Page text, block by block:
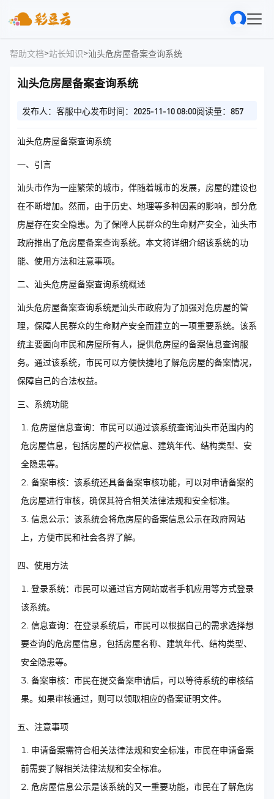
帮助文档>站长知识>汕头危房屋备案查询系统
汕头危房屋备案查询系统
发布人：客服中心发布时间：2025-11-10 08:00阅读量：857
汕头危房屋备案查询系统
一、引言
汕头市作为一座繁荣的城市，伴随着城市的发展，房屋的建设也
在不断增加。然而，由于历史、地理等多种因素的影响，部分危
房屋存在安全隐患。为了保障人民群众的生命财产安全，汕头市
政府推出了危房屋备案查询系统。本文将详细介绍该系统的功
能、使用方法和注意事项。
二、汕头危房屋备案查询系统概述
汕头危房屋备案查询系统是汕头市政府为了加强对危房屋的管
理，保障人民群众的生命财产安全而建立的一项重要系统。该系
统主要面向市民和房屋所有人，提供危房屋的备案信息查询服
务。通过该系统，市民可以方便快捷地了解危房屋的备案情况，
保障自己的合法权益。
三、系统功能
危房屋信息查询：市民可以通过该系统查询汕头市范围内的
危房屋信息，包括房屋的产权信息、建筑年代、结构类型、安
全隐患等。
备案审核：该系统还具备备案审核功能，可以对申请备案的
危房屋进行审核，确保其符合相关法律法规和安全标准。
信息公示：该系统会将危房屋的备案信息公示在政府网站
上，方便市民和社会各界了解。
四、使用方法
登录系统：市民可以通过官方网站或者手机应用等方式登录
该系统。
信息查询：在登录系统后，市民可以根据自己的需求选择想
要查询的危房屋信息，包括房屋名称、建筑年代、结构类型、
安全隐患等。
备案审核：市民在提交备案申请后，可以等待系统的审核结
果。如果审核通过，则可以领取相应的备案证明文件。
五、注意事项
申请备案需符合相关法律法规和安全标准，市民在申请备案
前需要了解相关法律法规和安全标准。
危房屋信息公示是该系统的又一重要功能，市民在了解危房